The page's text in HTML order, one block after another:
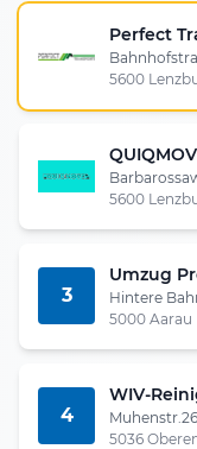
Perfect
5600
5600
3
Umzug
Hintere
5000 Aarau
4
WIV-
Muhenstr.26
5036